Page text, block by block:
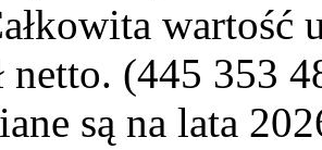
netto. (445 353
są na lata